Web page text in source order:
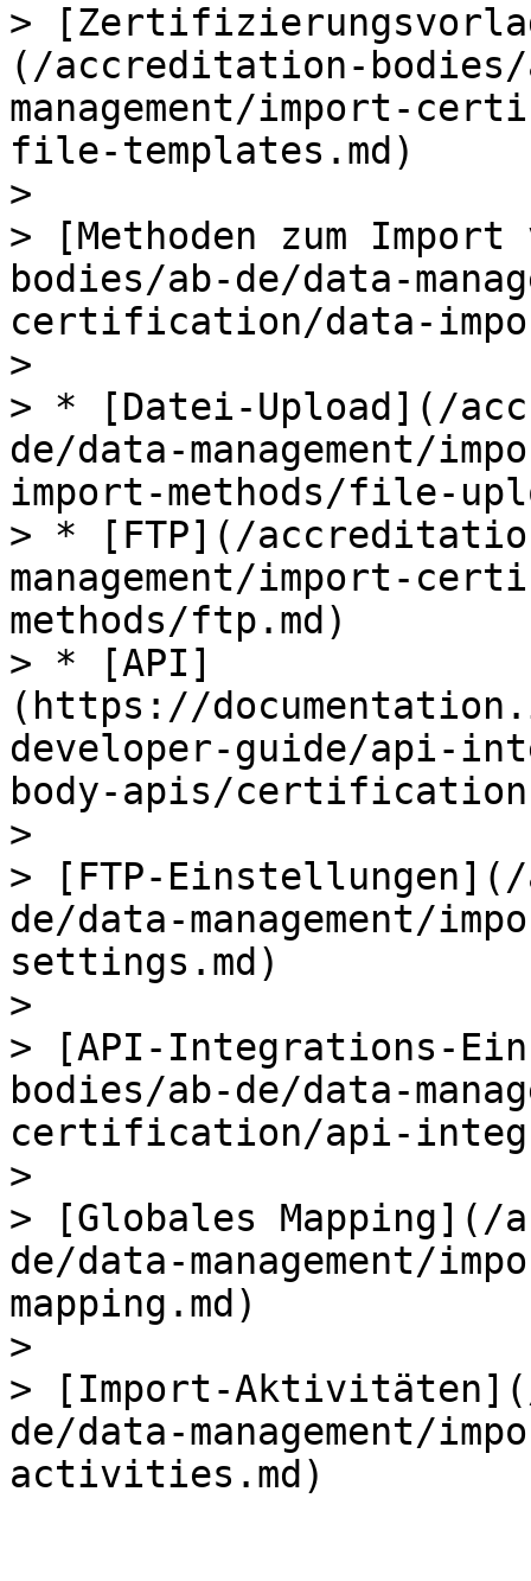
>
(/accreditation-bodies/
management/import-
file-templates.md)
>
> [Methoden zum
bodies/ab-de/data-
certification/data-
>
> * [Datei-Upload](/
de/data-management/
import-methods/file-
> * [FTP](/
management/import-
methods/ftp.md)
> * [API]
(https://
developer-guide/api-
body-apis/
>
> [FTP-
de/data-management/
settings.md)
>
> [API-Integrations-
bodies/ab-de/data-
certification/api-
>
> [Globales
de/data-management/
mapping.md)
>
> [Import-
de/data-management/